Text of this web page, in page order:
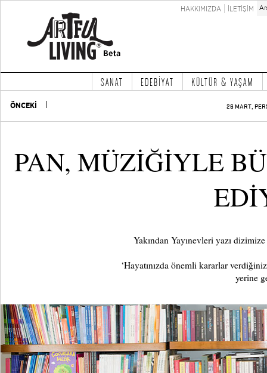
HAKKIMIZDA İLETİŞİM
SANAT EDEBİYAT KÜLTÜR & YAŞAM
ÖNCEKİ 26 MART,
PAN, MÜZİĞİYLE
Yakından Yayınevleri yazı
‘Hayatınızda önemli kararlar
yerine